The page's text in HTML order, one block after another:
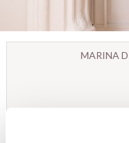
MARINA